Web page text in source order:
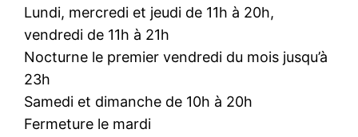
Lundi, mercredi et jeudi de 11h à 20h,
vendredi de 11h à 21h
Nocturne le premier vendredi du mois jusqu’à
23h
Samedi et dimanche de 10h à 20h
Fermeture le mardi